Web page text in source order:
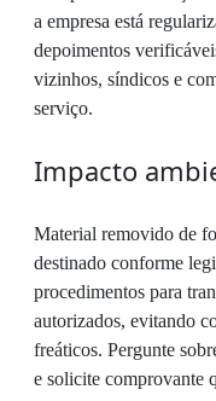
a empresa está
depoimentos
vizinhos, síndicos e
serviço.
Impacto
Material removido de
destinado conforme
procedimentos para
autorizados, evitando
freáticos. Pergunte
e solicite comprovante